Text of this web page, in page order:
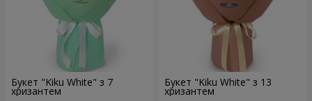
Букет "Kiku White" з 7
хризантем
Букет "Kiku White" з 13
хризантем